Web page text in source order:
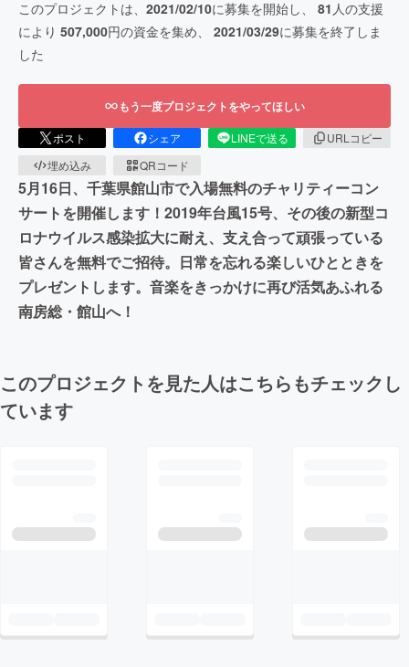
このプロジェクトは、 2021/02/10に募集を開始し、 81 人の支援
により 507,000円の資金を集め、 2021/03/29に募集を終了しま
した
もう一度プロジェクトをやってほしい
ポスト シェア LINEで送る
URLコピー
埋め込み
QRコード
5月16日、千葉県館山市で入場無料のチャリティーコン
サートを開催します！2019年台風15号、その後の新型コ
ロナウイルス感染拡大に耐え、支え合って頑張っている
皆さんを無料でご招待。日常を忘れる楽しいひとときを
プレゼントします。音楽をきっかけに再び活気あふれる
南房総・館山へ！
このプロジェクトを見た人はこちらもチェックし
ています